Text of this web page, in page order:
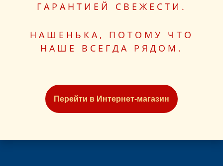
ГАРАНТИЕЙ СВЕЖЕСТИ.
НАШЕНЬКА, ПОТОМУ ЧТО
НАШЕ ВСЕГДА РЯДОМ.
Перейти в Интернет-магазин